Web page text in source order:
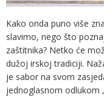
Kako onda puno više
slavimo, nego što
zaštitnika? Netko će
dužoj irskoj tradiciji.
je sabor na svom
jednoglasnom odlukom